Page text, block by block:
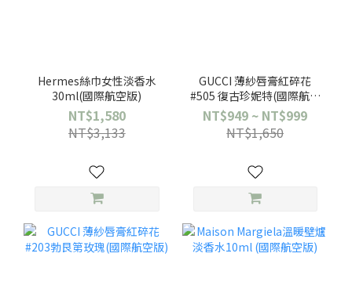
Hermes絲巾女性淡香水
30ml(國際航空版)
NT$1,580
NT$3,133
GUCCI 薄紗唇膏紅碎花
#505 復古珍妮特(國際航空
版)
NT$949 ~ NT$999
NT$1,650